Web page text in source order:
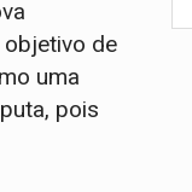
de
uma
pois